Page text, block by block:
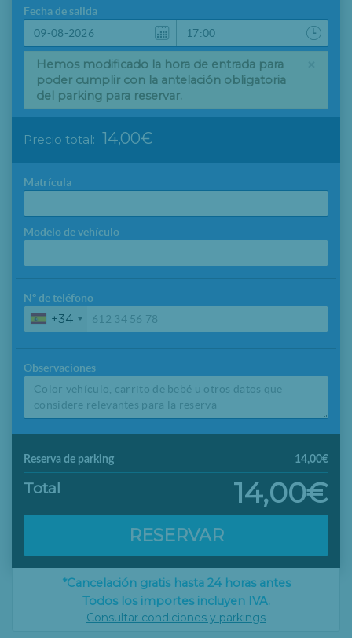
Fecha de salida
Hemos modificado la hora de entrada para
poder cumplir con la antelación obligatoria
del parking para reservar.
Precio total: 14,00€
Matrícula
Modelo de vehículo
Nº de teléfono
+34
Observaciones
Reserva de parking 14,00€
Total 14,00€
RESERVAR
*Cancelación gratis hasta 24 horas antes
Todos los importes incluyen IVA.
Consultar condiciones y parkings